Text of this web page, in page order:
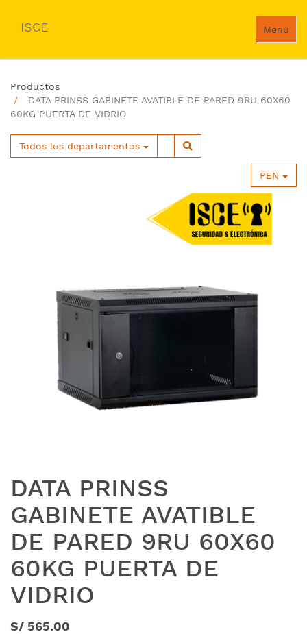
Menu
ISCE
Productos
DATA PRINSS GABINETE AVATIBLE DE PARED 9RU 60X60
60KG PUERTA DE VIDRIO
Todos los departamentos
PEN
DATA PRINSS
GABINETE AVATIBLE
DE PARED 9RU 60X60
60KG PUERTA DE
VIDRIO
S/ 565.00